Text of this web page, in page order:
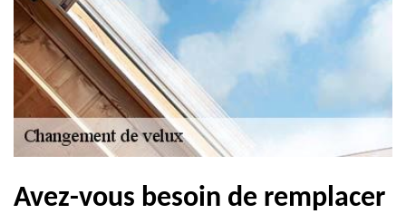
Avez-vous besoin de remplacer